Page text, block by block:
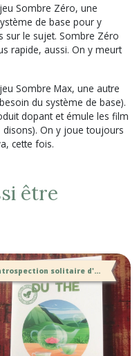
Sombre Zéro, une
de base pour y
sur le sujet. Sombre Zéro
rapide, aussi. On y meurt
Sombre Max, une autre
du système de base).
dopant et émule les film
On y joue toujours
cette fois.
être
Introspection solitaire d'une marchande itinérante